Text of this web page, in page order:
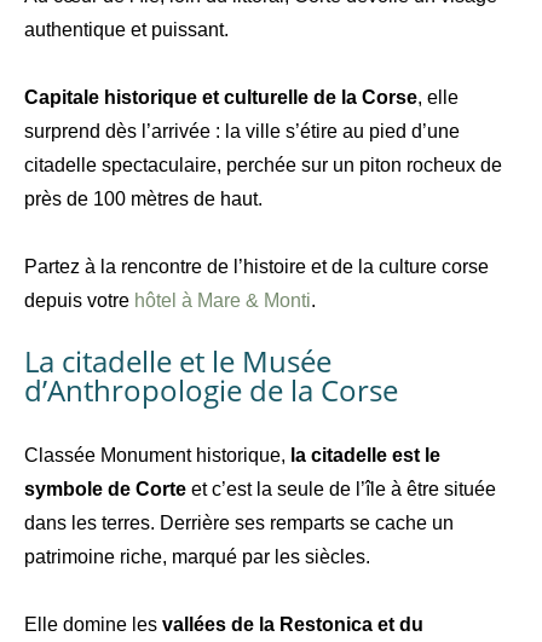
authentique et puissant.
Capitale historique et culturelle de la Corse, elle
surprend dès l’arrivée : la ville s’étire au pied d’une
citadelle spectaculaire, perchée sur un piton rocheux de
près de 100 mètres de haut.
Partez à la rencontre de l’histoire et de la culture corse
depuis votre hôtel à Mare & Monti.
La citadelle et le Musée
d’Anthropologie de la Corse
Classée Monument historique, la citadelle est le
symbole de Corte et c’est la seule de l’île à être située
dans les terres. Derrière ses remparts se cache un
patrimoine riche, marqué par les siècles.
Elle domine les vallées de la Restonica et du